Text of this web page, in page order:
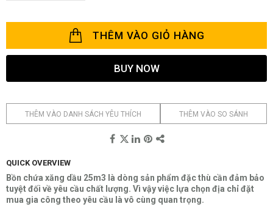
THÊM VÀO GIỎ HÀNG
BUY NOW
THÊM VÀO DANH SÁCH YÊU THÍCH THÊM VÀO SO SÁNH
QUICK OVERVIEW
Bồn chứa xăng dầu 25m3 là dòng sản phẩm đặc thù cần đảm bảo
tuyệt đối về yêu cầu chất lượng. Vì vậy việc lựa chọn địa chỉ đặt
mua gia công theo yêu cầu là vô cùng quan trọng.